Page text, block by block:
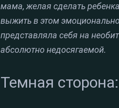
мама, желая сделать
выжить в этом
представляла себя на
абсолютно недосягаемой.
Темная